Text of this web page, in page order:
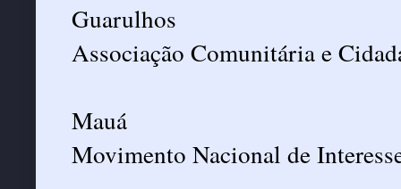
Guarulhos
Associação Comunitária e
Mauá
Movimento Nacional de